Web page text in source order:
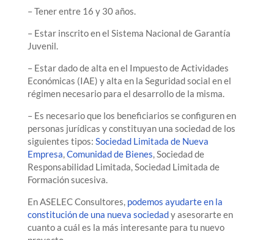
– Tener entre 16 y 30 años.
– Estar inscrito en el Sistema Nacional de Garantía
Juvenil.
– Estar dado de alta en el Impuesto de Actividades
Económicas (IAE) y alta en la Seguridad social en el
régimen necesario para el desarrollo de la misma.
– Es necesario que los beneficiarios se configuren en
personas jurídicas y constituyan una sociedad de los
siguientes tipos: Sociedad Limitada de Nueva
Empresa,Comunidad de Bienes, Sociedad de
Responsabilidad Limitada, Sociedad Limitada de
Formación sucesiva.
En ASELEC Consultores, podemos ayudarte en la
constitución de una nueva sociedady asesorarte en
cuanto a cuál es la más interesante para tu nuevo